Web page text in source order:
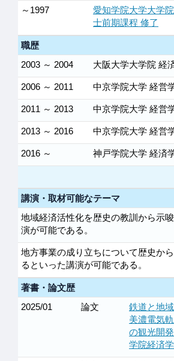
～1997
愛知学院大学大学
士前期課程 修了
職歴
2003 ～ 2004
大阪大学大学院 経
2006 ～ 2011 中京学院大学 経営
2011 ～ 2013 中京学院大学 経営
2013 ～ 2016 中京学院大学 経営
2016 ～ 神戸学院大学 経済
講演・取材可能なテーマ
地域経済活性化を歴史の教訓から示
演が可能である。
地方事業の成り立ちについて歴史か
るといった講演が可能である。
著書・論文歴
2025/01
論文
鉄道と地
美濃電気
の観光開
学院経済